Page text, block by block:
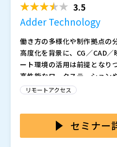
3.5
Adder Technology
働き方の多様化や制作拠点の
高度化を背景に、CG／CAD
ート環境の活用は前提となり
高性能なワークステーション
業務において、場所に縛られ
感が、そのまま作業効率や品
に2画面構成での作業や、細
リモートアクセス
セミナー